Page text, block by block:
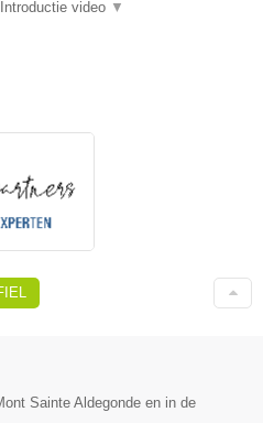
Introductie video ▼
Sainte Aldegonde en in de